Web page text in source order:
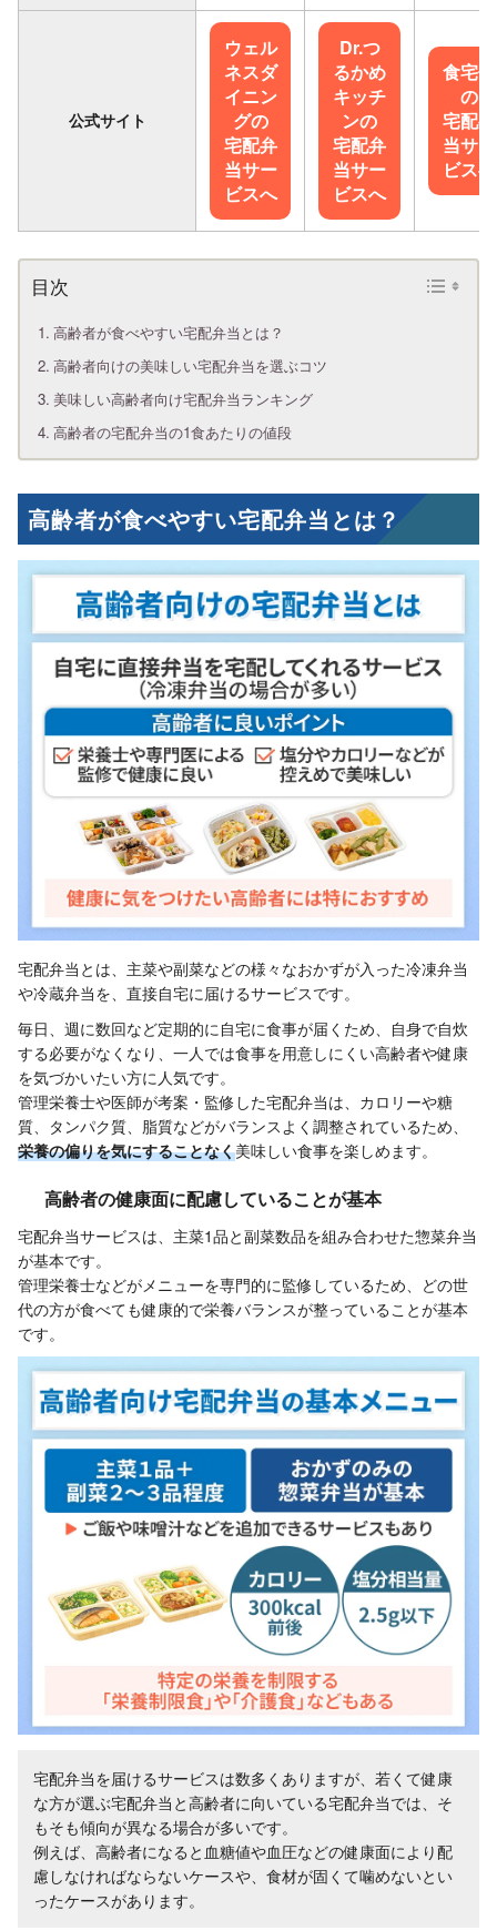
公式サイト
ウェル
ネスダ
イニン
グの
宅配弁
当サー
ビスへ
Dr.つ
るかめ
キッチ
ンの
宅配弁
当サー
ビスへ
食宅便
の
宅配弁
当サー
ビスへ
高齢者が食べやすい宅配弁当とは？
高齢者向けの美味しい宅配弁当を選ぶコツ
美味しい高齢者向け宅配弁当ランキング
高齢者の宅配弁当の1食あたりの値段
高齢者が食べやすい宅配弁当とは？
宅配弁当とは、主菜や副菜などの様々なおかずが入った冷凍弁当
や冷蔵弁当を、直接自宅に届けるサービスです。
毎日、週に数回など定期的に自宅に食事が届くため、自身で自炊
する必要がなくなり、一人では食事を用意しにくい高齢者や健康
を気づかいたい方に人気です。
管理栄養士や医師が考案・監修した宅配弁当は、カロリーや糖
質、タンパク質、脂質などがバランスよく調整されているため、
栄養の偏りを気にすることなく美味しい食事を楽しめます。
高齢者の健康面に配慮していることが基本
宅配弁当サービスは、主菜1品と副菜数品を組み合わせた惣菜弁当
が基本です。
管理栄養士などがメニューを専門的に監修しているため、どの世
代の方が食べても健康的で栄養バランスが整っていることが基本
です。
宅配弁当を届けるサービスは数多くありますが、若くて健康
な方が選ぶ宅配弁当と高齢者に向いている宅配弁当では、そ
もそも傾向が異なる場合が多いです。
例えば、高齢者になると血糖値や血圧などの健康面により配
慮しなければならないケースや、食材が固くて噛めないとい
ったケースがあります。